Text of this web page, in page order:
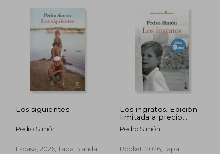
50%
Los siguientes
Pedro Simón
Espasa, 2026, Tapa Blanda,
Los ingratos. Edición
limitada a precio
especial
Pedro Simón
Booket, 2026, Tapa